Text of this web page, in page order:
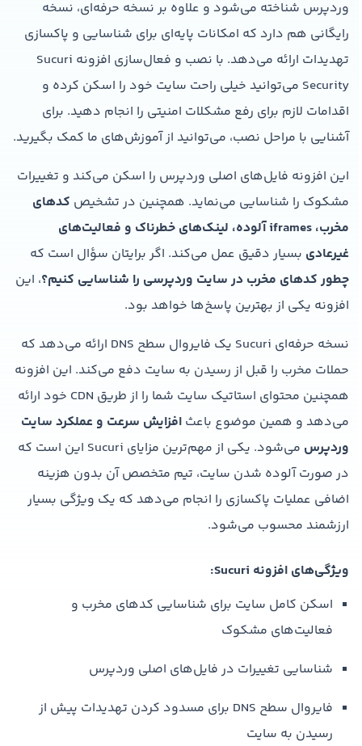
وردپرس شناخته می‌شود و علاوه بر نسخه حرفه‌ای، نسخه
رایگانی هم دارد که امکانات پایه‌ای برای شناسایی و پاکسازی
تهدیدات ارائه می‌دهد. با نصب و فعال‌سازی افزونه Sucuri
Security می‌توانید خیلی راحت سایت خود را اسکن کرده و
اقدامات لازم برای رفع مشکلات امنیتی را انجام دهید. برای
آشنایی با مراحل نصب، می‌توانید از آموزش‌های ما کمک بگیرید.
این افزونه فایل‌های اصلی وردپرس را اسکن می‌کند و تغییرات
مشکوک را شناسایی می‌نماید. همچنین در تشخیص کدهای
مخرب، iframes آلوده، لینک‌های خطرناک و فعالیت‌های
غیرعادیبسیار دقیق عمل می‌کند. اگر برایتان سؤال است که
چطور کدهای مخرب در سایت وردپرسی را شناسایی کنیم؟، این
افزونه یکی از بهترین پاسخ‌ها خواهد بود.
نسخه حرفه‌ای Sucuri یک فایروال سطح DNS ارائه می‌دهد که
حملات مخرب را قبل از رسیدن به سایت دفع می‌کند. این افزونه
همچنین محتوای استاتیک سایت شما را از طریق CDN خود ارائه
می‌دهد و همین موضوع باعث افزایش سرعت و عملکرد سایت
وردپرس
می‌شود. یکی از مهم‌ترین مزایای Sucuri این است که
در صورت آلوده شدن سایت، تیم متخصص آن بدون هزینه
اضافی عملیات پاکسازی را انجام می‌دهد که یک ویژگی بسیار
ارزشمند محسوب می‌شود.
ویژگی‌های افزونه Sucuri:
اسکن کامل سایت برای شناسایی کدهای مخرب و
فعالیت‌های مشکوک
شناسایی تغییرات در فایل‌های اصلی وردپرس
فایروال سطح DNS برای مسدود کردن تهدیدات پیش از
رسیدن به سایت